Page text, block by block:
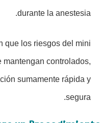
durante la anestesia.
que los riesgos del mini
mantengan controlados,
sumamente rápida y
segura.